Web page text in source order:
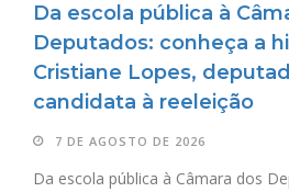
Da escola pública à
Deputados: conheça a
Cristiane Lopes,
candidata à reeleição
7 DE AGOSTO DE 2026
Da escola pública à Câmara dos